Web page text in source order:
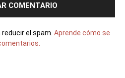
el spam. Aprende cómo se